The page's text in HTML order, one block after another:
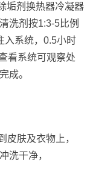
剂换热器冷凝器
洗剂按1:3-5比例
入系统，0.5小时
看系统可观察处
成。
肤及衣物上，
洗干净，